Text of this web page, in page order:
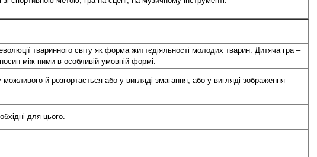
тваринного світу як форма життєдіяльності молодих тварин. Дитяча гра –
між ними в особливій умовній формі.
й розгортається або у вигляді змагання, або у вигляді зображення
для цього.